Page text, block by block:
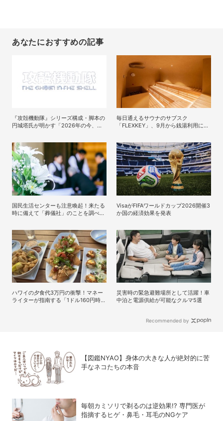
あなたにおすすめの記事
『攻殻機動隊』シリーズ構成・脚本の
円城塔氏が明かす「2026年の今、原
毎日通えるサウナのサブスク
「FLEXKEY」、9月から銭湯利用に特
国民生活センターも注意喚起！来たる
時に備えて「葬儀社」のことを調べて
VisaがFIFAワールドカップ2026開催3
か国の経済効果を発表
ハワイの夕食代3万円の衝撃！マネー
ライターが指南する「1ドル160円時
災害時の緊急避難場所として活躍！車
中泊と電源供給が可能なクルマ5選
Recommended by
【図鑑NYAO】身体の大きな人が絶対的に苦
手なネコたちの本音
毎朝カミソリで剃るのは逆効果!? 専門医が
指摘するヒゲ・鼻毛・耳毛のNGケア